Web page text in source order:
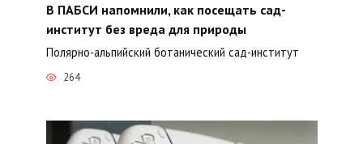
В ПАБСИ напомнили, как посещать сад-
институт без вреда для природы
Полярно-альпийский ботанический сад-институт
264